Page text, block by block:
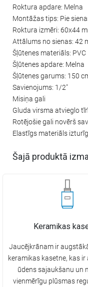
Roktura apdare: Melna
Montāžas tips: Pie
Roktura izmēri: 60x44
Attālums no sienas: 42
Šļūtenes materiāls: PVC
Šļūtenes apdare: Melna
Šļūtenes garums: 150
Savienojums: 1/2"
Misiņa gali
Gluda virsma atvieglo
Rotējošie gali novērš
Elastīgs materiāls
Šajā produktā
Keramikas
Jaucējkrānam ir
keramikas kasetne, kas
ūdens sajaukšanu un
vienmērīgu plūsmas